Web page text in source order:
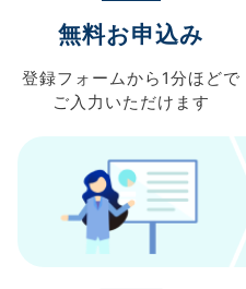
無料お申込み
登録フォームから 1分ほどで
ご入力 いただけます